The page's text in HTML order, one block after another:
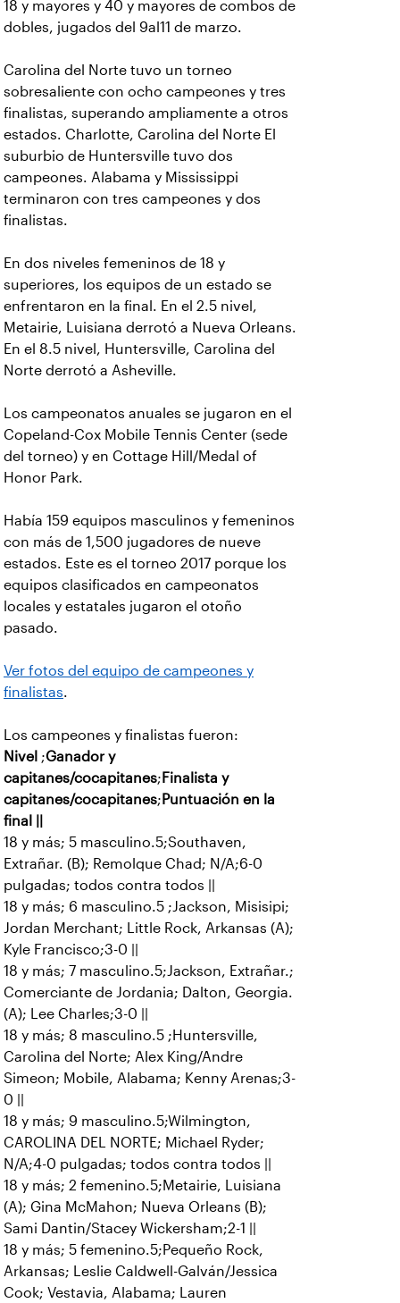
18 y mayores y 40 y mayores de combos de
dobles, jugados del 9al11 de marzo.
Carolina del Norte tuvo un torneo
sobresaliente con ocho campeones y tres
finalistas, superando ampliamente a otros
estados. Charlotte, Carolina del Norte El
suburbio de Huntersville tuvo dos
campeones. Alabama y Mississippi
terminaron con tres campeones y dos
finalistas.
En dos niveles femeninos de 18 y
superiores, los equipos de un estado se
enfrentaron en la final. En el 2.5 nivel,
Metairie, Luisiana derrotó a Nueva Orleans.
En el 8.5 nivel, Huntersville, Carolina del
Norte derrotó a Asheville.
Los campeonatos anuales se jugaron en el
Copeland-Cox Mobile Tennis Center (sede
del torneo) y en Cottage Hill/Medal of
Honor Park.
Había 159 equipos masculinos y femeninos
con más de 1,500 jugadores de nueve
estados. Este es el torneo 2017 porque los
equipos clasificados en campeonatos
locales y estatales jugaron el otoño
pasado.
Ver fotos del equipo de campeones y
finalistas.
Los campeones y finalistas fueron:
Nivel ;Ganador y
capitanes/cocapitanes; Finalista y
capitanes/cocapitanes; Puntuación en la
final ||
18 y más; 5 masculino.5;Southaven,
Extrañar. (B); Remolque Chad; N/A;6-0
pulgadas; todos contra todos ||
18 y más; 6 masculino.5 ;Jackson, Misisipi;
Jordan Merchant; Little Rock, Arkansas (A);
Kyle Francisco;3-0 ||
18 y más; 7 masculino.5;Jackson, Extrañar.;
Comerciante de Jordania; Dalton, Georgia.
(A); Lee Charles;3-0 ||
18 y más; 8 masculino.5 ;Huntersville,
Carolina del Norte; Alex King/Andre
Simeon; Mobile, Alabama; Kenny Arenas;3-
0 ||
18 y más; 9 masculino.5;Wilmington,
CAROLINA DEL NORTE; Michael Ryder;
N/A;4-0 pulgadas; todos contra todos ||
18 y más; 2 femenino.5;Metairie, Luisiana
(A); Gina McMahon; Nueva Orleans (B);
Sami Dantin/Stacey Wickersham;2-1 ||
18 y más; 5 femenino.5;Pequeño Rock,
Arkansas; Leslie Caldwell-Galván/Jessica
Cook; Vestavia, Alabama; Lauren